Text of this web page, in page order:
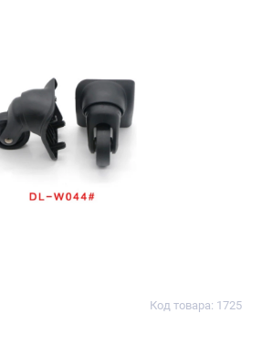
Код товара: 1725